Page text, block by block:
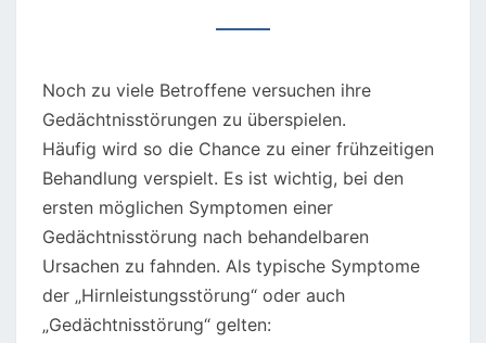
Noch zu viele Betroffene versuchen ihre
Gedächtnisstörungen zu überspielen.
Häufig wird so die Chance zu einer frühzeitigen
Behandlung verspielt. Es ist wichtig, bei den
ersten möglichen Symptomen einer
Gedächtnisstörung nach behandelbaren
Ursachen zu fahnden. Als typische Symptome
der „Hirnleistungsstörung“ oder auch
„Gedächtnisstörung“ gelten: